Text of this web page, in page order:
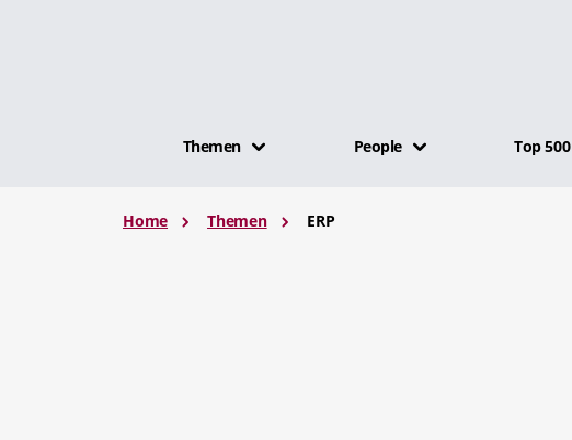
Themen People Top 500
Home Themen ERP